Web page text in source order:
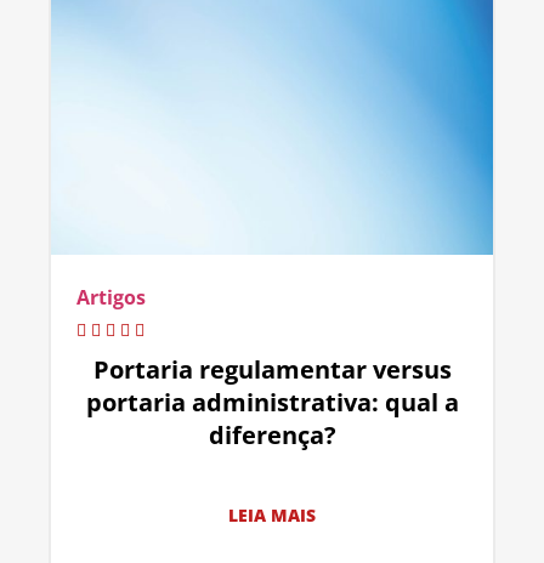
Artigos
Portaria regulamentar versus
portaria administrativa: qual a
diferença?
LEIA MAIS